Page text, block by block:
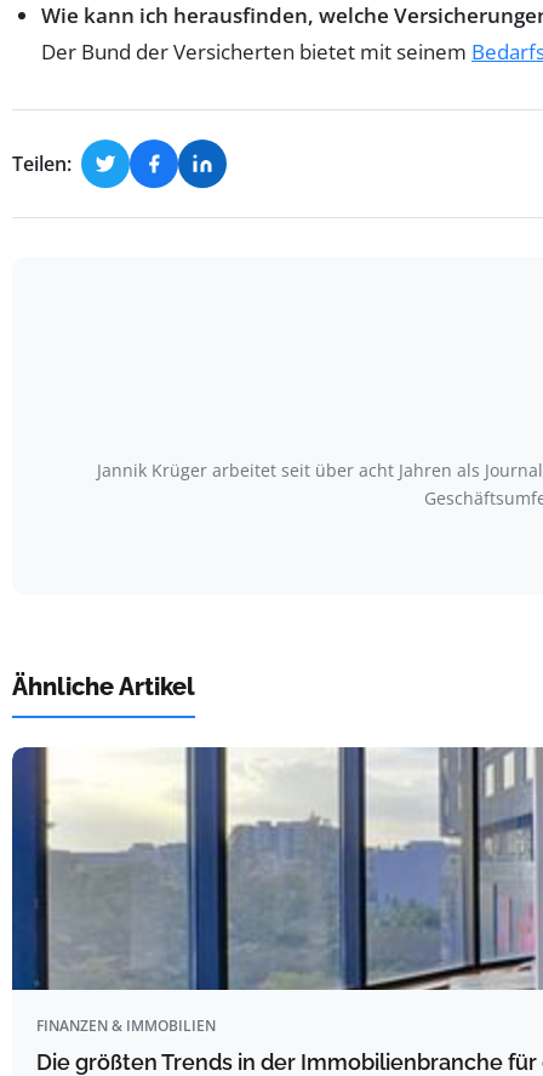
Wie kann ich herausfinden, welche
Der Bund der Versicherten bietet mit seinem
Teilen:
Jannik Krüger arbeitet seit über acht Jahren als
Ähnliche Artikel
FINANZEN & IMMOBILIEN
Die größten Trends in der Immobilienbranche